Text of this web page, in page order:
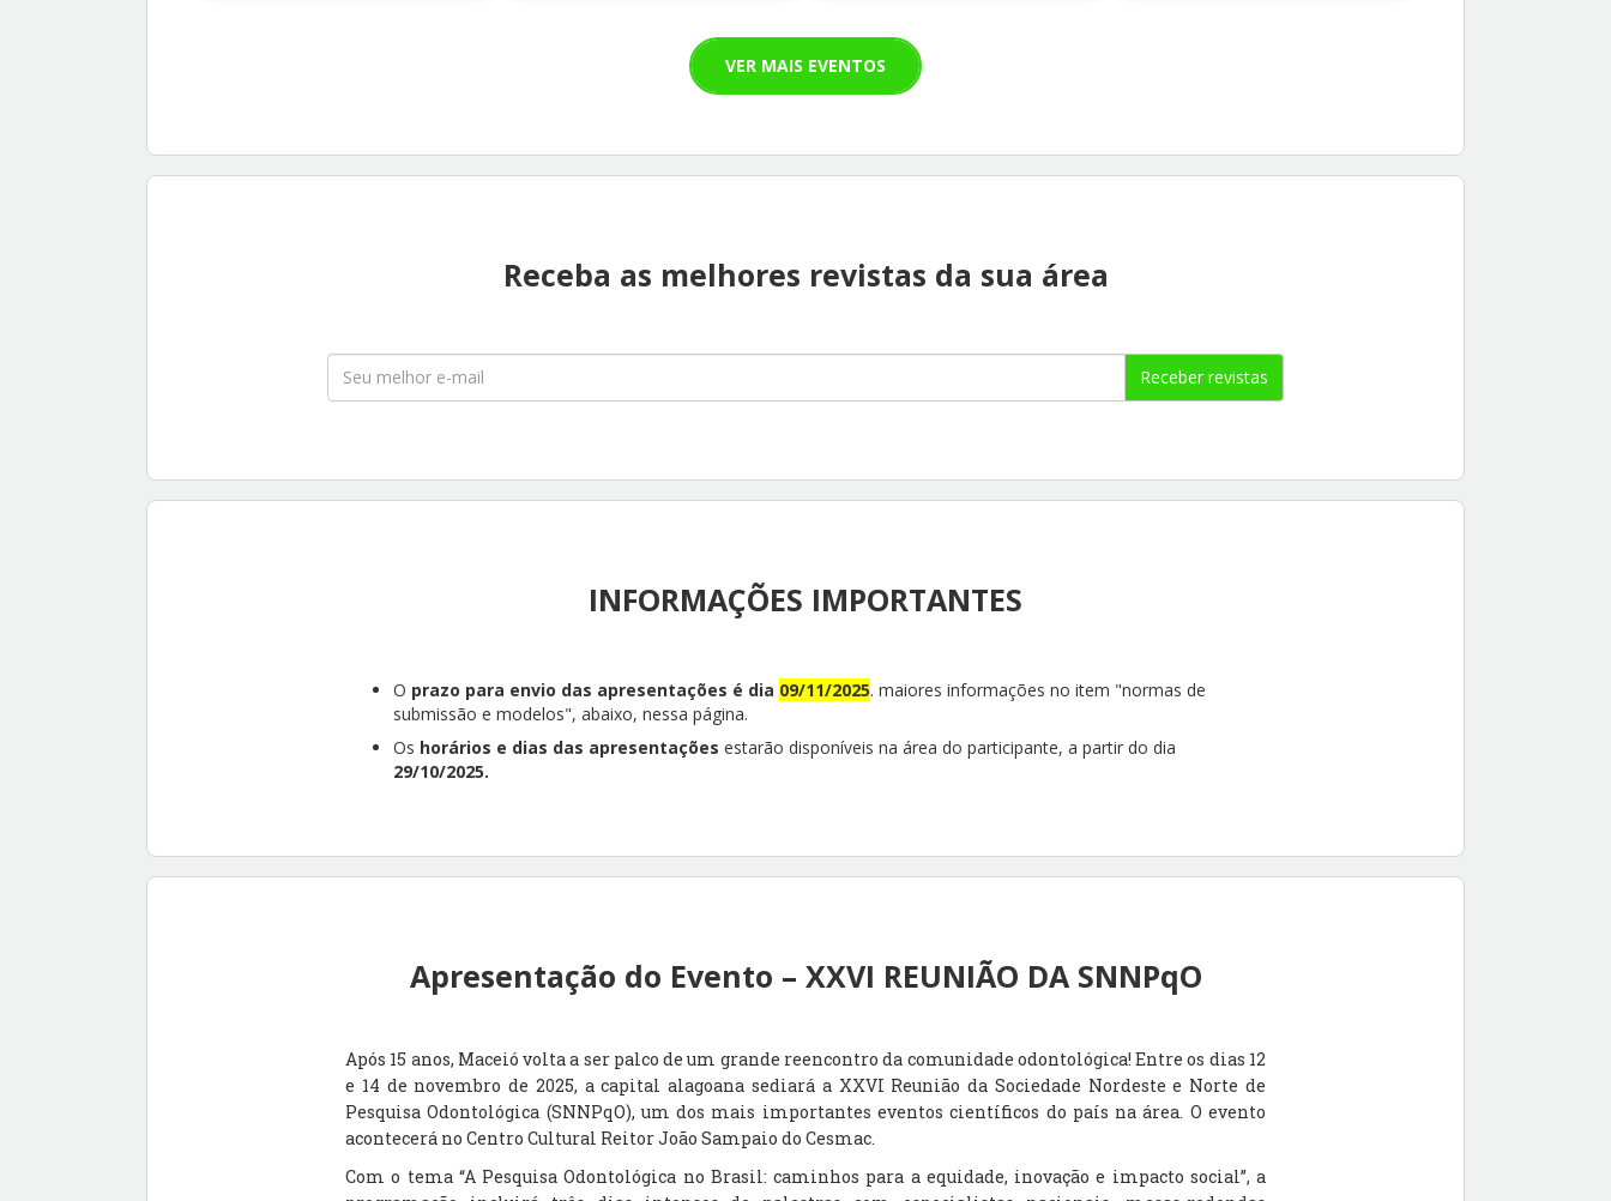
VER MAIS EVENTOS
Receba as melhores revistas da sua área
Receber revistas
INFORMAÇÕES IMPORTANTES
O prazo para envio das apresentações é dia 09/11/2025. maiores informações no item "normas de
submissão e modelos", abaixo, nessa página.
Os horários e dias das apresentações estarão disponíveis na área do participante, a partir do dia
29/10/2025.
Apresentação do Evento – XXVI REUNIÃO DA SNNPqO
Após 15 anos, Maceió volta a ser palco de um grande reencontro da comunidade odontológica! Entre os dias 12
e 14 de novembro de 2025, a capital alagoana sediará a XXVI Reunião da Sociedade Nordeste e Norte de
Pesquisa Odontológica (SNNPqO), um dos mais importantes eventos científicos do país na área. O evento
acontecerá no Centro Cultural Reitor João Sampaio do Cesmac.
Com o tema “A Pesquisa Odontológica no Brasil: caminhos para a equidade, inovação e impacto social”, a